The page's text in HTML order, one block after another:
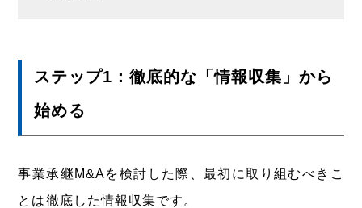
ステップ1：徹底的な「情報収集」から
始める
事業承継M&Aを検討した際、最初に取り組むべきこ
とは徹底した情報収集です。